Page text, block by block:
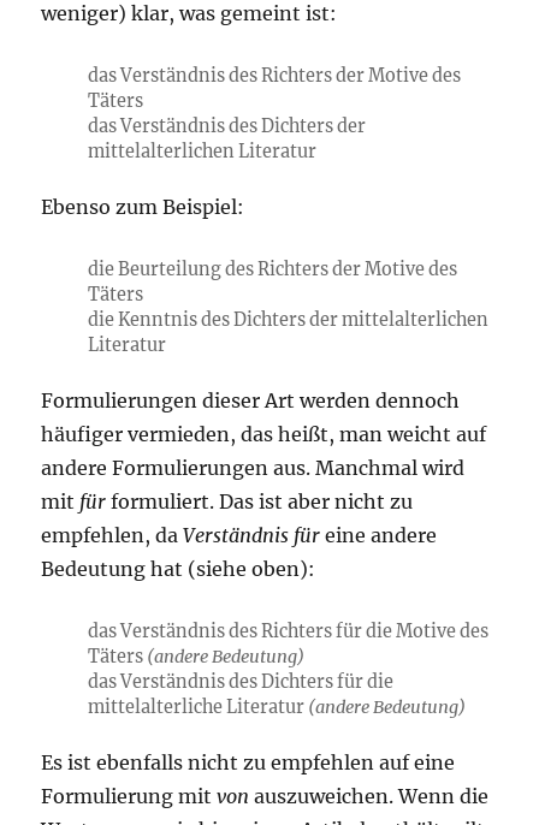
weniger) klar, was gemeint ist:
das Verständnis des Richters der Motive des
Täters
das Verständnis des Dichters der
mittelalterlichen Literatur
Ebenso zum Beispiel:
die Beurteilung des Richters der Motive des
Täters
die Kenntnis des Dichters der mittelalterlichen
Literatur
Formulierungen dieser Art werden dennoch
häufiger vermieden, das heißt, man weicht auf
andere Formulierungen aus. Manchmal wird
mit für formuliert. Das ist aber nicht zu
empfehlen, daVerständnis für eine andere
Bedeutung hat (siehe oben):
das Verständnis des Richters für die Motive des
Täters (andere Bedeutung)
das Verständnis des Dichters für die
mittelalterliche Literatur (andere Bedeutung)
Es ist ebenfalls nicht zu empfehlen auf eine
Formulierung mitvon auszuweichen. Wenn die